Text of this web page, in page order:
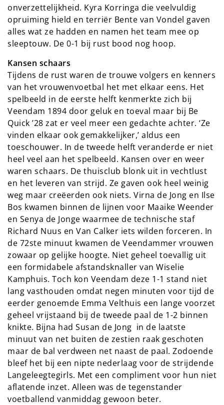
onverzettelijkheid. Kyra Korringa die veelvuldig
opruiming hield en terriër Bente van Vondel gaven
alles wat ze hadden en namen het team mee op
sleeptouw. De 0-1 bij rust bood nog hoop.
Kansen schaars
Tijdens de rust waren de trouwe volgers en kenners
van het vrouwenvoetbal het met elkaar eens. Het
spelbeeld in de eerste helft kenmerkte zich bij
Veendam 1894 door geluk en toeval maar bij Be
Quick ’28 zat er veel meer een gedachte achter. ‘Ze
vinden elkaar ook gemakkelijker,’ aldus een
toeschouwer. In de tweede helft veranderde er niet
heel veel aan het spelbeeld. Kansen over en weer
waren schaars. De thuisclub blonk uit in vechtlust
en het leveren van strijd. Ze gaven ook heel weinig
weg maar creëerden ook niets. Virna de Jong en Ilse
Bos kwamen binnen de lijnen voor Maaike Weender
en Senya de Jonge waarmee de technische staf
Richard Nuus en Van Calker iets wilden forceren. In
de 72ste minuut kwamen de Veendammer vrouwen
zowaar op gelijke hoogte. Niet geheel toevallig uit
een formidabele afstandsknaller van Wiselie
Kamphuis. Toch kon Veendam deze 1-1 stand niet
lang vasthouden omdat negen minuten voor tijd de
eerder genoemde Emma Velthuis een lange voorzet
geheel vrijstaand bij de tweede paal de 1-2 binnen
knikte. Bijna had Susan de Jong in de laatste
minuut van net buiten de zestien raak geschoten
maar de bal verdween net naast de paal. Zodoende
bleef het bij een nipte nederlaag voor de strijdende
Langeleegtegirls. Met een compliment voor hun niet
aflatende inzet. Alleen was de tegenstander
voetballend vanmiddag gewoon beter.